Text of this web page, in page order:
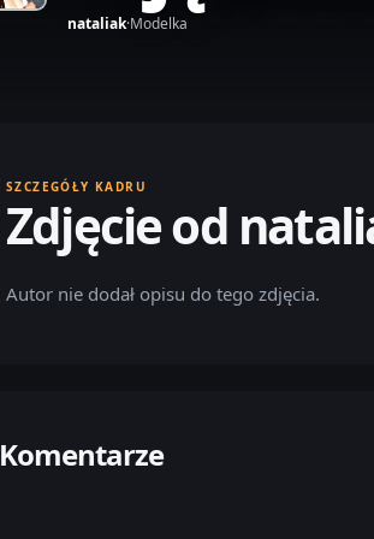
nataliak·Modelka
SZCZEGÓŁY KADRU
Zdjęcie od
Autor nie dodał opisu do tego zdjęcia.
Komentarze